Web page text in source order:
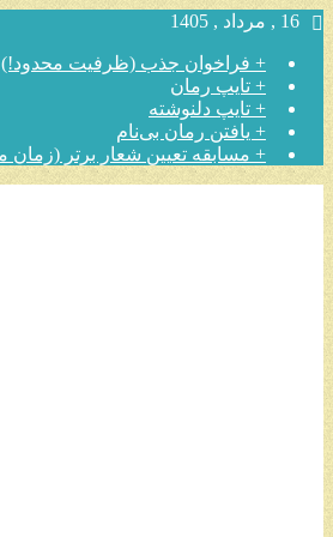
16 , مرداد , 1405
+ فراخوان جذب (ظرفیت محدود!)
+ تایپ رمان
+ تایپ دلنوشته
+ یافتن رمان بی‌نام
+ مسابقه تعیین شعار برتر (زمان